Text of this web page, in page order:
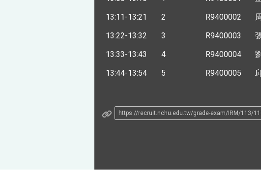
13:11-13:21
2 R9400002
13:22-13:32
3 R9400003
13:33-13:43
4 R9400004
13:44-13:54
5 R9400005
https://recruit.nchu.edu.tw/grade-exam/IRM/113/